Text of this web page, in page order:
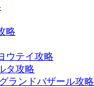
略
ウテイ攻略
タ攻略
ランドバザール攻略